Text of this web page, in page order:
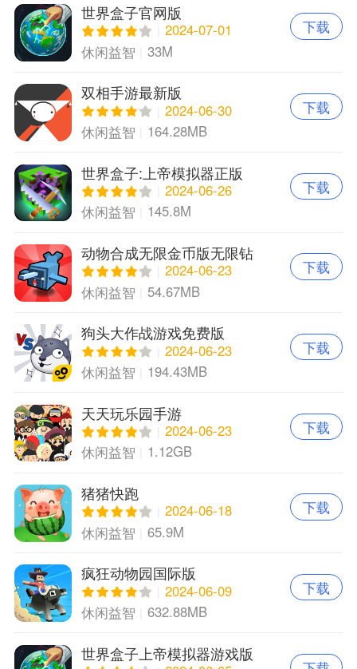
世界盒子官网版
2024-07-01
休闲益智
33M
下载
双相手游最新版
2024-06-30
休闲益智
164.28MB
下载
世界盒子:上帝模拟器正版
2024-06-26
休闲益智
145.8M
下载
动物合成无限金币版无限钻
石版
2024-06-23
休闲益智
54.67MB
下载
狗头大作战游戏免费版
2024-06-23
休闲益智
194.43MB
下载
天天玩乐园手游
2024-06-23
休闲益智
1.12GB
下载
猪猪快跑
2024-06-18
休闲益智
65.9M
下载
疯狂动物园国际版
2024-06-09
休闲益智
632.88MB
下载
世界盒子上帝模拟器游戏版